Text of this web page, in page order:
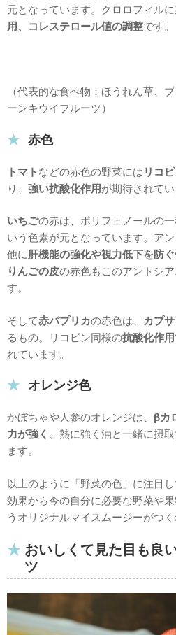
元となっています。クロロフィル
用、コレステロール値の調整です。
（代表的な食べ物：ほうれん草、
ーンキウイフルーツ）
赤色
トマト などの赤色の野菜には リコ
り、 強い抗酸化作用が期待されてい
いちごの赤は、ポリフェノールの
いう色素が元となっています。ア
他に肝機能の強化や視力低下を防ぐ
りんごの皮の赤色もこのアントシ
す。
そして赤パプリカの赤色は、 カプ
るもの。リコピン同様の抗酸化作
れています。
オレンジ色
かぼちゃや人参のオレンジは、 βカ
力が強く
、熱に強く油と一緒に摂
ます。
以上のように「野菜の色」に注目
効果から今の自分に必要な野菜や
うオリジナルマイスムージーがつく
おいしくて見た目も良
ツ